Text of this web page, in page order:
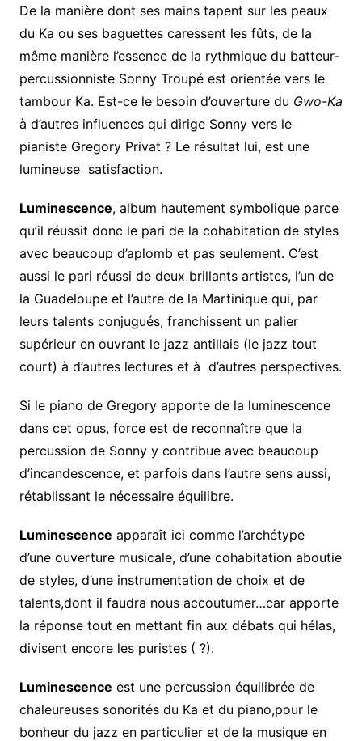
De la manière dont ses mains tapent sur les peaux
du Ka ou ses baguettes caressent les fûts, de la
même manière l’essence de la rythmique du batteur-
percussionniste Sonny Troupé est orientée vers le
tambour Ka. Est-ce le besoin d’ouverture du Gwo-Ka
à d’autres influences qui dirige Sonny vers le
pianiste Gregory Privat ? Le résultat lui, est une
lumineuse satisfaction.
Luminescence, album hautement symbolique parce
qu’il réussit donc le pari de la cohabitation de styles
avec beaucoup d’aplomb et pas seulement. C’est
aussi le pari réussi de deux brillants artistes, l’un de
la Guadeloupe et l’autre de la Martinique qui, par
leurs talents conjugués, franchissent un palier
supérieur en ouvrant le jazz antillais (le jazz tout
court) à d’autres lectures et à d’autres perspectives.
Si le piano de Gregory apporte de la luminescence
dans cet opus, force est de reconnaître que la
percussion de Sonny y contribue avec beaucoup
d’incandescence, et parfois dans l’autre sens aussi,
rétablissant le nécessaire équilibre.
Luminescence apparaît ici comme l’archétype
d’une ouverture musicale, d’une cohabitation aboutie
de styles, d’une instrumentation de choix et de
talents,dont il faudra nous accoutumer…car apporte
la réponse tout en mettant fin aux débats qui hélas,
divisent encore les puristes ( ?).
Luminescence est une percussion équilibrée de
chaleureuses sonorités du Ka et du piano,pour le
bonheur du jazz en particulier et de la musique en